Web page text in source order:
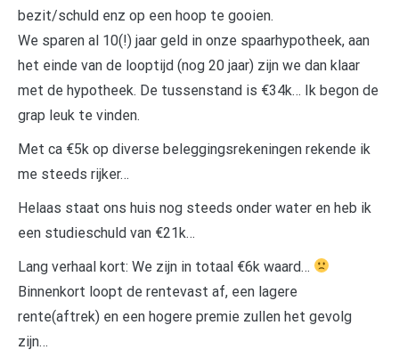
bezit/schuld enz op een hoop te gooien.
We sparen al 10(!) jaar geld in onze spaarhypotheek, aan
het einde van de looptijd (nog 20 jaar) zijn we dan klaar
met de hypotheek. De tussenstand is €34k… Ik begon de
grap leuk te vinden.
Met ca €5k op diverse beleggingsrekeningen rekende ik
me steeds rijker…
Helaas staat ons huis nog steeds onder water en heb ik
een studieschuld van €21k…
Lang verhaal kort: We zijn in totaal €6k waard…
Binnenkort loopt de rentevast af, een lagere
rente(aftrek) en een hogere premie zullen het gevolg
zijn…